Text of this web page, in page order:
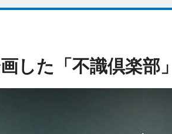
した「不識倶楽部